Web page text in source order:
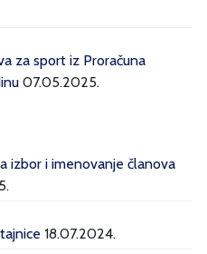
za sport iz Proračuna
07.05.2025.
izbor i imenovanje članova
18.07.2024.